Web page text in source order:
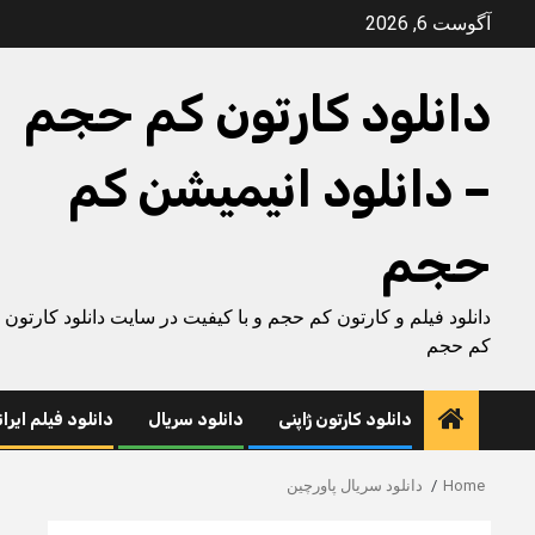
آگوست 6, 2026
دانلود کارتون کم حجم
– دانلود انیمیشن کم
حجم
دانلود فیلم و کارتون کم حجم و با کیفیت در سایت دانلود کارتون
کم حجم
دانلود کارتون ژاپنی دانلود سریال دانلود فیلم
Home دانلود سریال پاورچین